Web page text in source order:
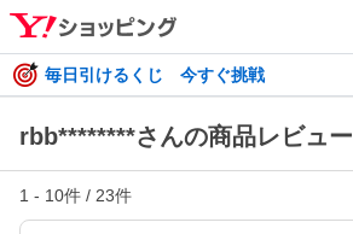
毎日引けるくじ 今すぐ挑戦
rbb********さんの商品レビュー
1 - 10件 / 23件